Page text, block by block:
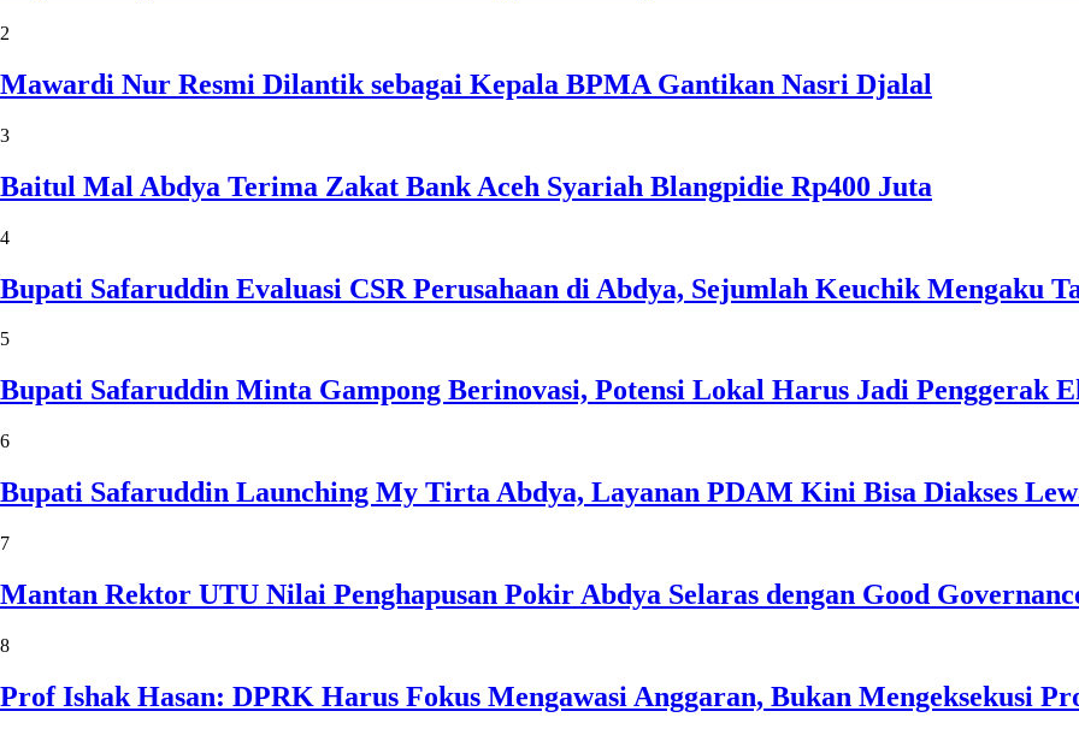
2
Mawardi Nur Resmi Dilantik sebagai Kepala BPMA Gantikan Nasri Djalal
3
Baitul Mal Abdya Terima Zakat Bank Aceh Syariah Blangpidie Rp400 Juta
4
Bupati Safaruddin Evaluasi CSR Perusahaan di Abdya, Sejumlah Keuchik Mengaku
5
Bupati Safaruddin Minta Gampong Berinovasi, Potensi Lokal Harus Jadi Penggerak
6
Bupati Safaruddin Launching My Tirta Abdya, Layanan PDAM Kini Bisa Diakses
7
Mantan Rektor UTU Nilai Penghapusan Pokir Abdya Selaras dengan Good
8
Prof Ishak Hasan: DPRK Harus Fokus Mengawasi Anggaran, Bukan Mengeksekusi